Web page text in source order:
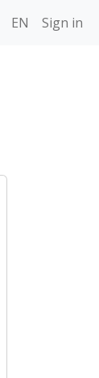
EN Sign in